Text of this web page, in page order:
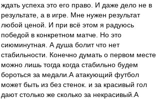
ждать успеха это его право. И даже дело не в
результате, а в игре. Мне нужен результат
любой ценой. И при всё этом я радуюсь
победой в конкретном матче. Но это
сиюминутная. А душа болит что нет
стабильности. Конечно думать о первом месте
можно лишь тогда когда стабильно будем
бороться за медали.А атакующий футбол
может быть из без стенок. и за красивый гол
дают столько же сколько за некрасивый.А